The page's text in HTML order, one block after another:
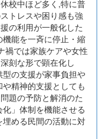
校中ほど多く,特に普
トレスや困り感も強
の利用が一般化した
能を一斉に停止・縮
禍では家族ケアや女性
刻な形で顕在化し
の支援が家事負担や
精神的支援としても
題の予防と解消のた
」体制を機能させる
める民間の活動に対